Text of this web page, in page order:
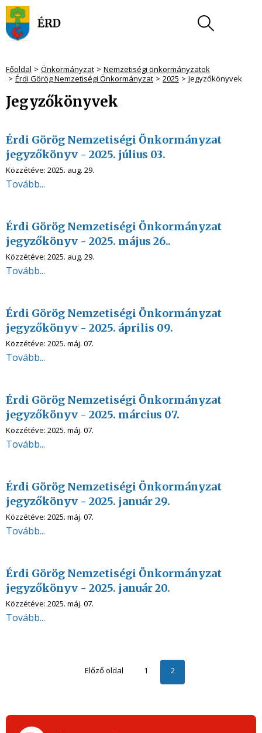
Főoldal Önkormányzat
Nemzetiségi önkormányzatok
Érdi Görög Nemzetiségi Önkormányzat
2025 Jegyzőkönyvek
Jegyzőkönyvek
Érdi Görög Nemzetiségi Önkormányzat
jegyzőkönyv - 2025. július 03.
Közzétéve: 2025. aug. 29.
Tovább...
Érdi Görög Nemzetiségi Önkormányzat
jegyzőkönyv - 2025. május 26..
Közzétéve: 2025. aug. 29.
Tovább...
Érdi Görög Nemzetiségi Önkormányzat
jegyzőkönyv - 2025. április 09.
Közzétéve: 2025. máj. 07.
Tovább...
Érdi Görög Nemzetiségi Önkormányzat
jegyzőkönyv - 2025. március 07.
Közzétéve: 2025. máj. 07.
Tovább...
Érdi Görög Nemzetiségi Önkormányzat
jegyzőkönyv - 2025. január 29.
Közzétéve: 2025. máj. 07.
Tovább...
Érdi Görög Nemzetiségi Önkormányzat
jegyzőkönyv - 2025. január 20.
Közzétéve: 2025. máj. 07.
Tovább...
Előző oldal 1 2